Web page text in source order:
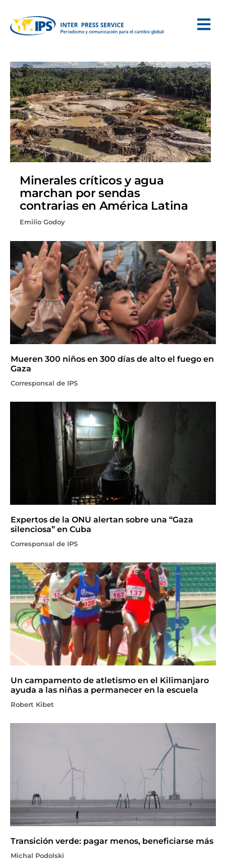
Minerales críticos y agua
marchan por sendas
contrarias en América Latina
Emilio Godoy
Mueren 300 niños en 300 días de alto el fuego en
Gaza
Corresponsal de IPS
Expertos de la ONU alertan sobre una “Gaza
silenciosa” en Cuba
Corresponsal de IPS
Un campamento de atletismo en el Kilimanjaro
ayuda a las niñas a permanecer en la escuela
Robert Kibet
Transición verde: pagar menos, beneficiarse más
Michal Podolski